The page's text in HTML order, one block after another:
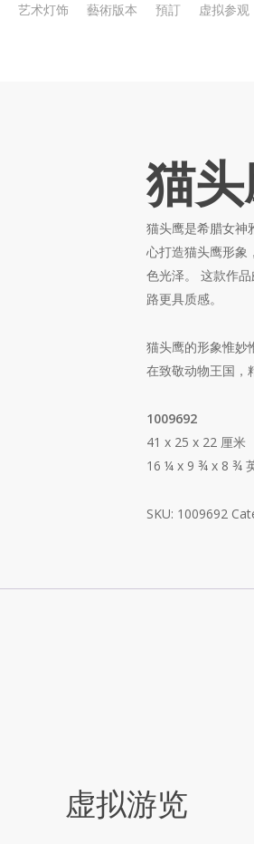
艺术灯饰 藝術版本 預訂 虚拟参观
猫头
猫头鹰是希腊女神
心打造猫头鹰形象
色光泽。 这款作
路更具质感。
猫头鹰的形象惟妙
在致敬动物王国，
1009692
41 x 25 x 22 厘米
16 ¼ x 9 ¾ x 8 ¾
SKU: 1009692
虚拟游览